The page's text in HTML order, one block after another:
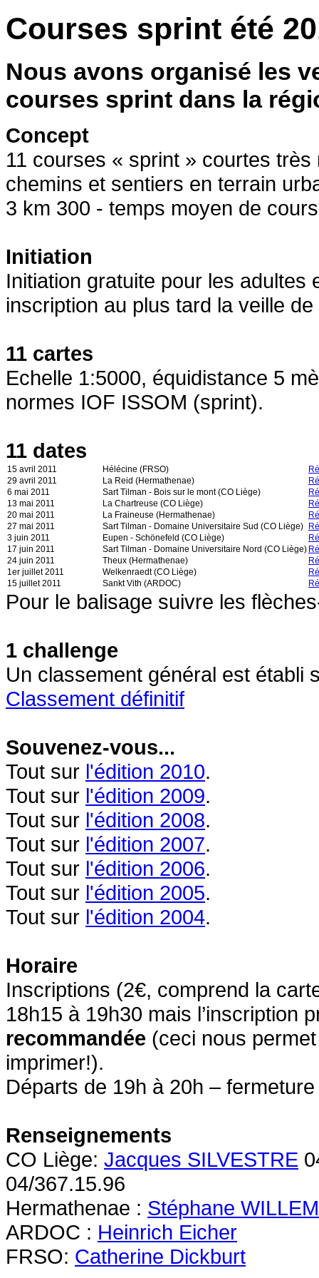
Courses sprint été
Nous avons organisé les
courses sprint dans la
Concept
11 courses « sprint » courtes
chemins et sentiers en terrain
3 km 300 - temps moyen de
Initiation
Initiation gratuite pour les
inscription au plus tard la veille
11 cartes
Echelle 1:5000, équidistance 5
normes IOF ISSOM (sprint).
11 dates
15 avril 2011 Hélécine (FRSO)
29 avril 2011
La Reid (Hermathenae)
6 mai 2011
Sart Tilman - Bois sur le mont (CO Liège)
13 mai 2011
La Chartreuse (CO Liège)
20 mai 2011
La Fraineuse (Hermathenae)
27 mai 2011
Sart Tilman - Domaine Universitaire Sud (CO Liège)
3 juin 2011
Eupen - Schönefeld (CO Liège)
17 juin 2011
Sart Tilman - Domaine Universitaire Nord (CO Liège)
24 juin 2011
Theux (Hermathenae)
1er juillet 2011
Welkenraedt (CO Liège)
15 juillet 2011
Sankt Vith (ARDOC)
Pour le balisage suivre les
1 challenge
Un classement général est établi
Classement définitif
Souvenez-vous...
Tout sur l'édition 2010.
Tout sur l'édition 2009.
Tout sur l'édition 2008.
Tout sur l'édition 2007.
Tout sur l'édition 2006.
Tout sur l'édition 2005.
Tout sur l'édition 2004.
Horaire
Inscriptions (2€, comprend la
18h15 à 19h30 mais l’inscription
recommandée (ceci nous
imprimer!).
Départs de 19h à 20h –
Renseignements
CO Liège: Jacques SILVESTRE
04/367.15.96
Hermathenae : Stéphane
ARDOC : Heinrich Eicher
FRSO: Catherine Dickburt